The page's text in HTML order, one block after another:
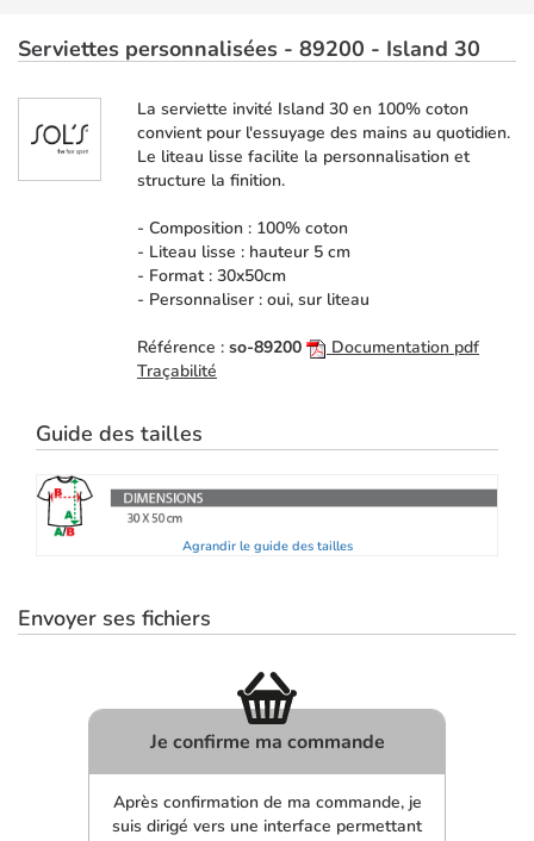
Serviettes personnalisées - 89200 - Island 30
La serviette invité Island 30 en 100% coton
convient pour l'essuyage des mains au quotidien.
Le liteau lisse facilite la personnalisation et
structure la finition.
- Composition : 100% coton
- Liteau lisse : hauteur 5 cm
- Format : 30x50cm
- Personnaliser : oui, sur liteau
Référence : so-89200
Documentation pdf
Traçabilité
Guide des tailles
Agrandir le guide des tailles
Envoyer ses fichiers
Je confirme ma commande
Après confirmation de ma commande, je
suis dirigé vers une interface permettant